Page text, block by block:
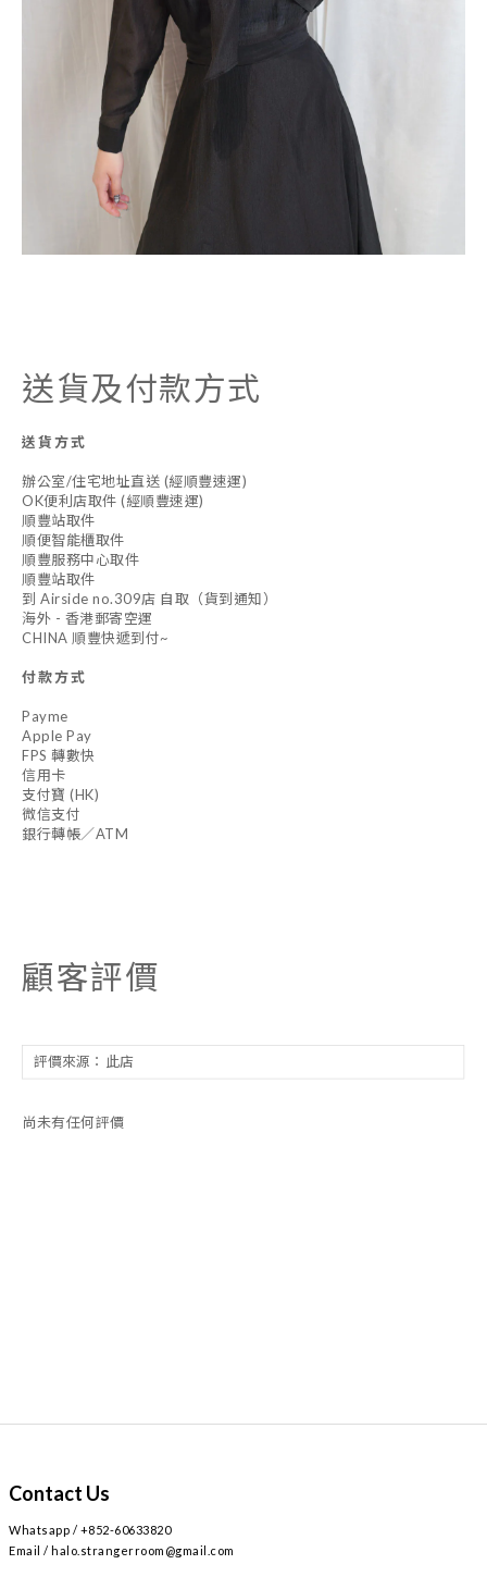
送貨及付款方式
送貨方式
辦公室/住宅地址直送 (經順豐速運)
OK便利店取件 (經順豐速運)
順豐站取件
順便智能櫃取件
順豐服務中心取件
順豐站取件
到 Airside no.309店 自取（貨到通知）
海外 - 香港郵寄空運
CHINA 順豐快遞到付~
付款方式
Payme
Apple Pay
FPS 轉數快
信用卡
支付寶 (HK)
微信支付
銀行轉帳／ATM
顧客評價
尚未有任何評價
Contact Us
Whatsapp / +852-60633820
Email / halo.strangerroom@gmail.com